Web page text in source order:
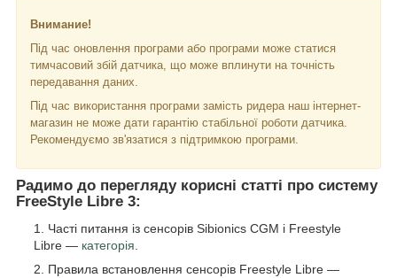
Внимание!
Під час оновлення програми або програми може статися
тимчасовий збій датчика, що може вплинути на точність
передавання даних.
Під час використання програми замість ридера наш інтернет-
магазин не може дати гарантію стабільної роботи датчика.
Рекомендуємо зв'язатися з підтримкою програми.
Радимо до перегляду корисні статті про систему
FreeStyle Libre 3:
Часті питання із сенсорів Sibionics CGM і Freestyle
Libre — категорія.
Правила встановлення сенсорів Freestyle Libre —